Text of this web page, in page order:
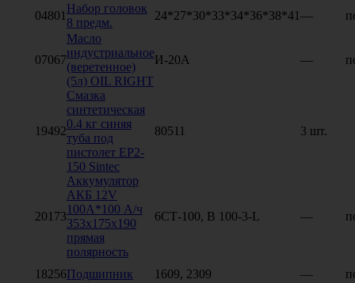
04801
Набор головок
8 предм.
24*27*30*33*34*36*38*41—
07067
Масло
индустриальное
(веретенное)
(5л) OIL RIGHT
И-20А —
19492
Смазка
синтетическая
0.4 кг синяя
туба под
пистолет EP2-
150 Sintec
80511 3 шт.
20173
Аккумулятор
АКБ 12V
100А*100 А/ч
353x175x190
прямая
полярность
6СТ-100, B 100-3-L —
18256Подшипник 1609, 2309 —